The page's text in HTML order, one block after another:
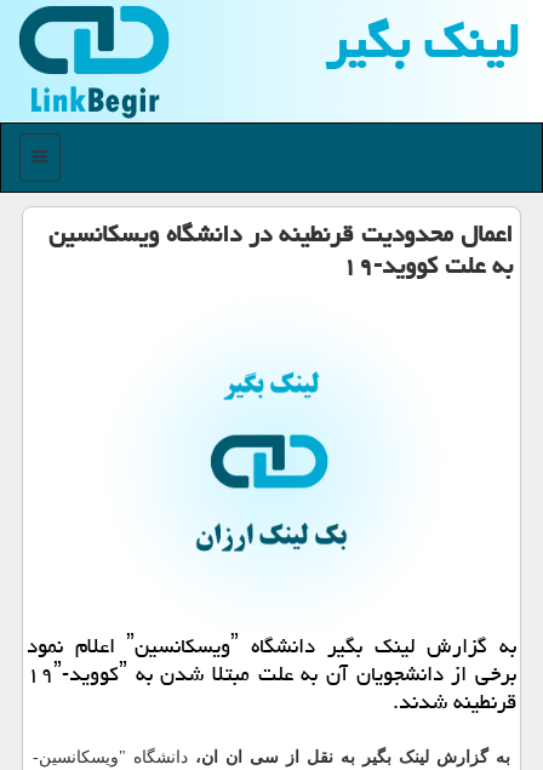
لینك بگیر
منو
اعمال محدودیت قرنطینه در دانشگاه ویسكانسین
به علت كووید-۱۹
به گزارش لینك بگیر دانشگاه ˮویسكانسینˮ اعلام نمود
برخی از دانشجویان آن به علت مبتلا شدن به ˮكووید-۱۹ˮ
قرنطینه شدند.
به گزارش لینک بگیر به نقل از سی ان ان، دانشگاه "ویسکانسین-